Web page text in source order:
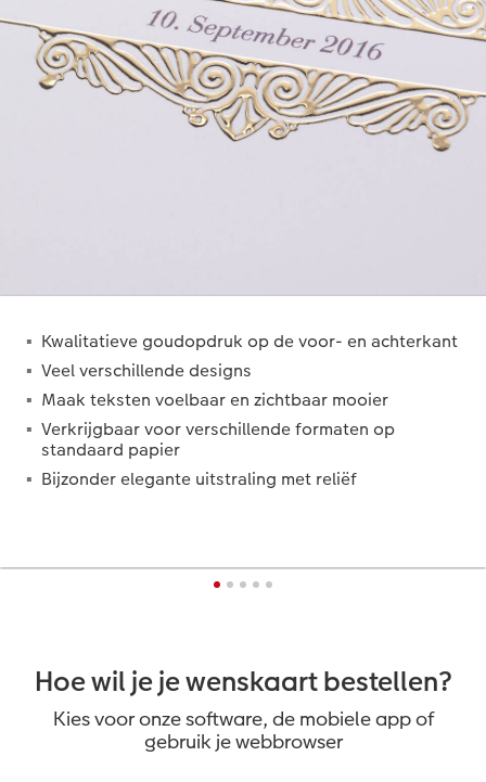
Kwalitatieve goudopdruk op de voor- en achterkant
Veel verschillende designs
Maak teksten voelbaar en zichtbaar mooier
Verkrijgbaar voor verschillende formaten op
standaard papier
Bijzonder elegante uitstraling met reliëf
Hoe wil je je wenskaart bestellen?
Kies voor onze software, de mobiele app of
gebruik je webbrowser